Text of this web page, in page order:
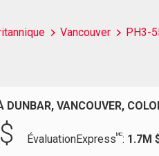
Vancouver PH3-
DUNBAR, VANCOUVER,
$ ÉvaluationExpressMC: 1.7M